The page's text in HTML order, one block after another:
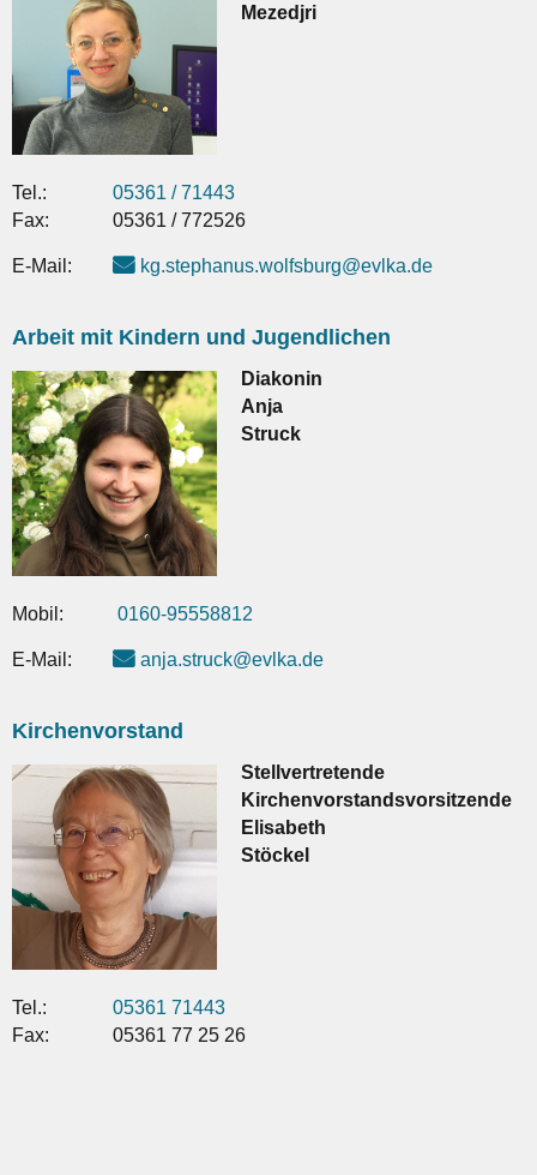
Mezedjri
Tel.:
05361 / 71443
Fax:
05361 / 772526
E-Mail: kg.stephanus.wolfsburg@evlka.de
Arbeit mit Kindern und Jugendlichen
Diakonin
Anja
Struck
Mobil: 0160-95558812
E-Mail: anja.struck@evlka.de
Kirchenvorstand
Stellvertretende
Kirchenvorstandsvorsitzende
Elisabeth
Stöckel
Tel.:
05361 71443
Fax:
05361 77 25 26